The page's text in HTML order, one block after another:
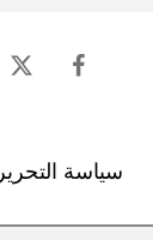
سياسة التحرير